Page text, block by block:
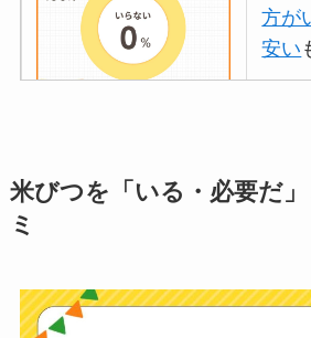
方が
安い
代用
ス
米びつを「いる・必要だ
ミ